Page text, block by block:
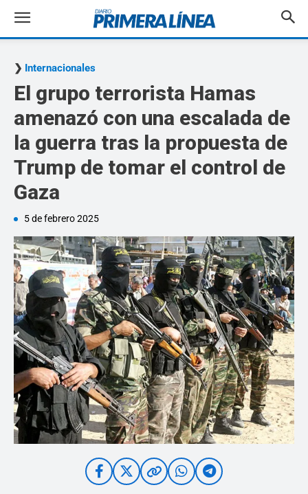
Internacionales
El grupo terrorista Hamas
amenazó con una escalada de
la guerra tras la propuesta de
Trump de tomar el control de
Gaza
5 de febrero 2025